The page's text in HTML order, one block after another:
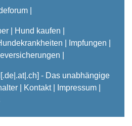
Hund kaufen
Impfungen
[.de|.at|.ch] - Das unabhängige
|
Kontakt| Impressum